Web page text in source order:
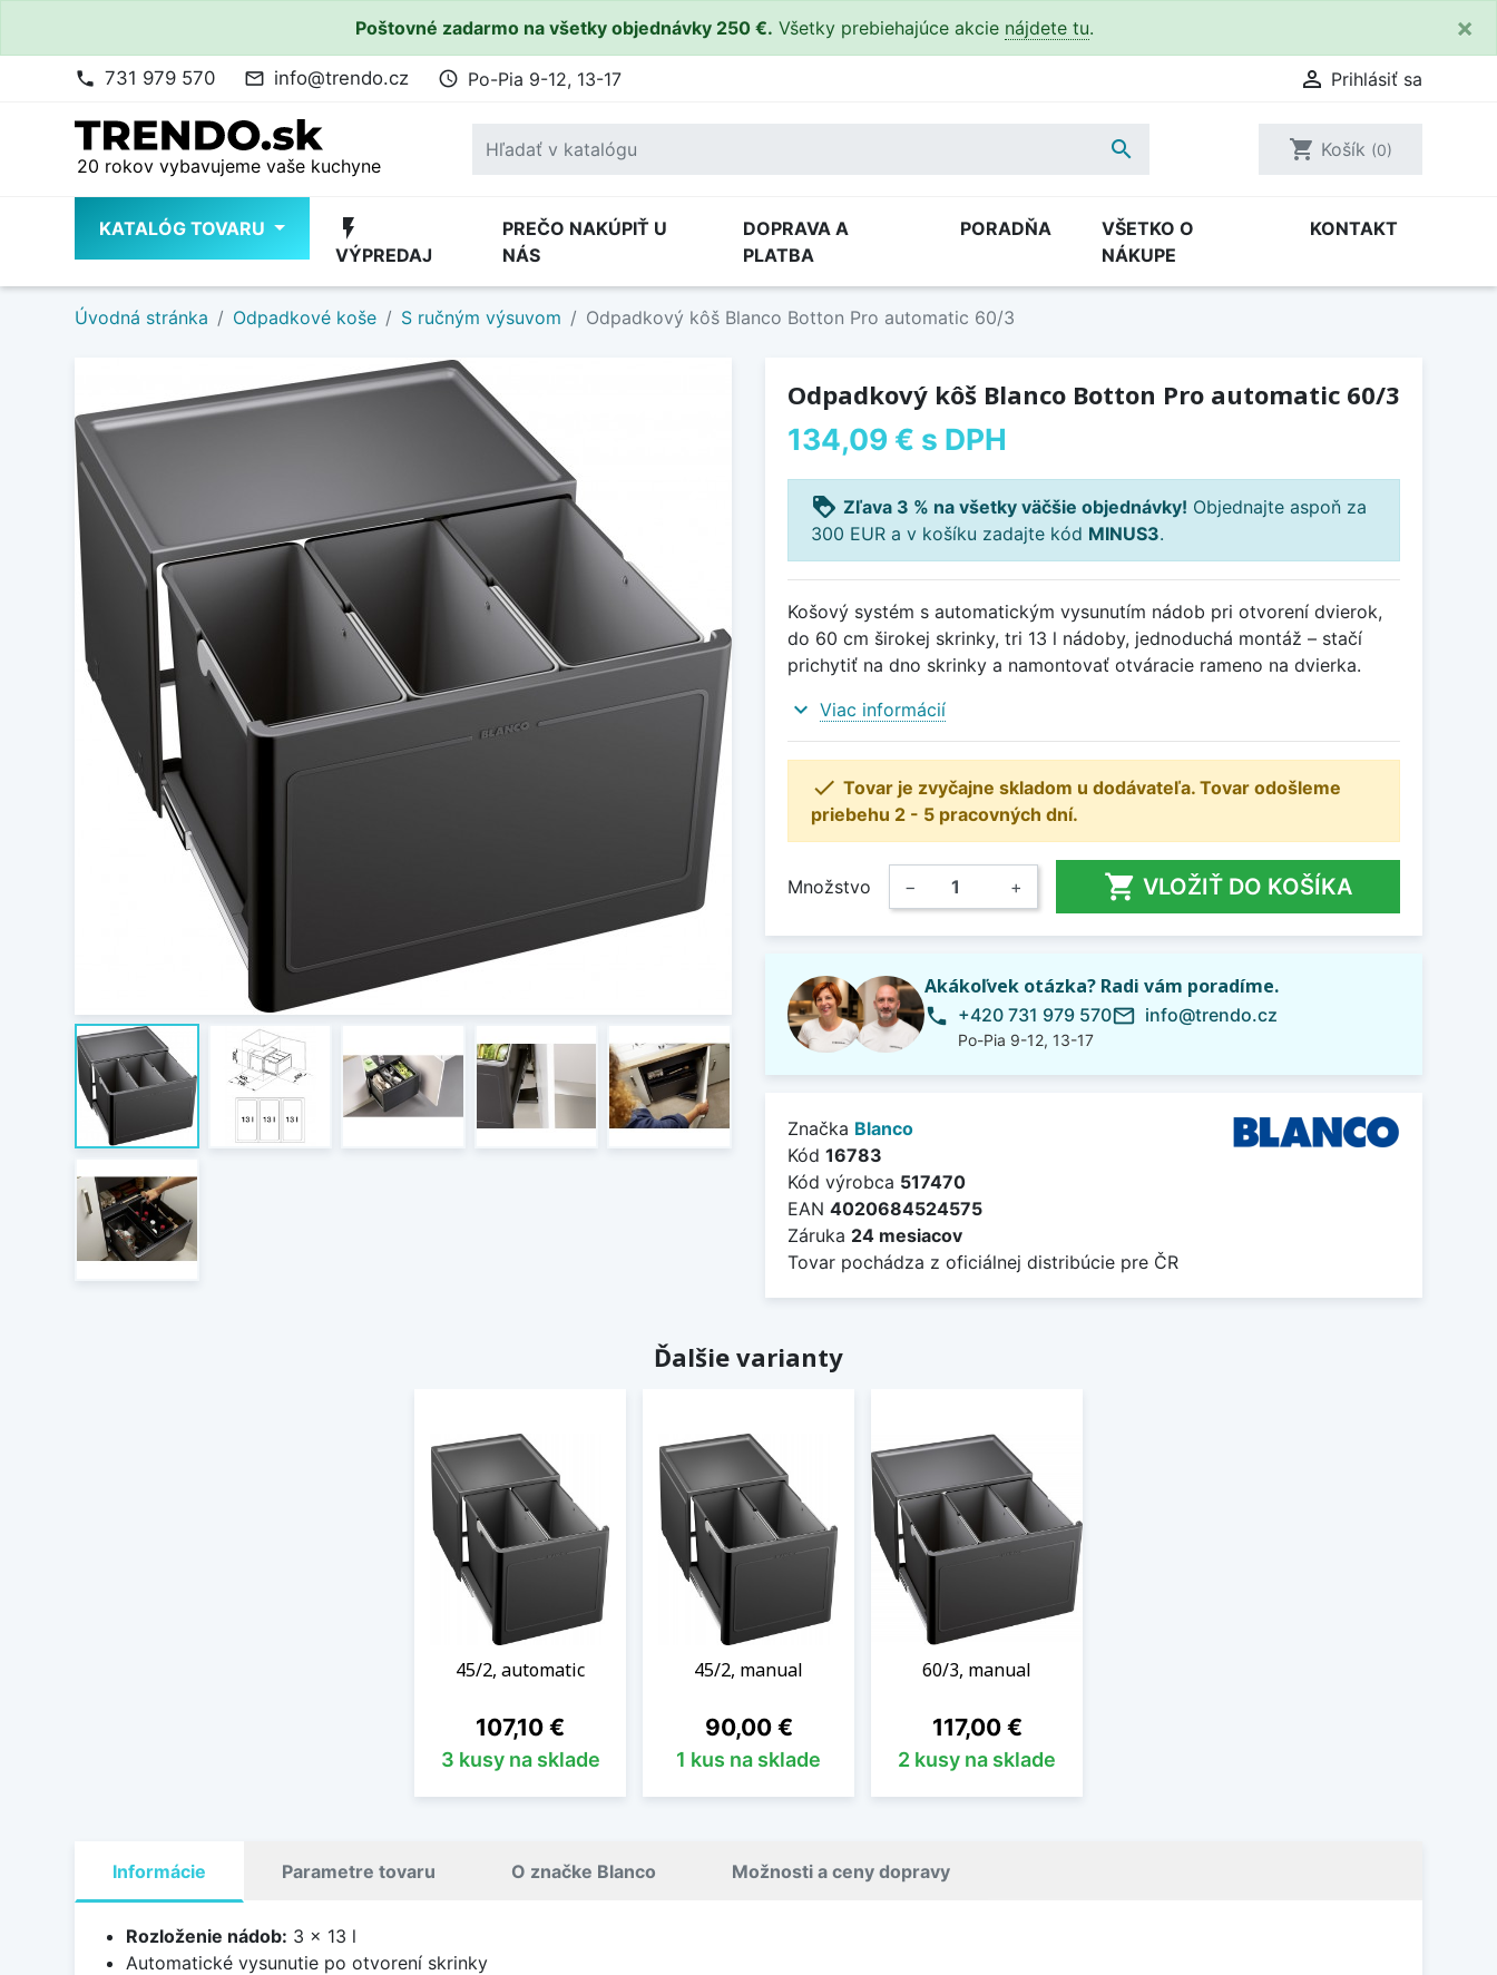
Poštovné zadarmo na všetky objednávky 250 €. Všetky prebiehajúce akcie nájdete tu. ×
phone 731 979 570 mail_outline info@trendo.cz access_time Po-Pia 9-12, 13-17  Prihlásiť sa
20 rokov vybavujeme vaše kuchyne
 shopping_cart Košík (0)
KATALÓG TOVARU flash_on
VÝPREDAJ
PREČO NAKÚPIŤ U
NÁS
DOPRAVA A
PLATBA
PORADŇA
VŠETKO O
NÁKUPE
KONTAKT
Úvodná stránka Odpadkové koše S ručným výsuvom Odpadkový kôš Blanco Botton Pro automatic 60/3
Odpadkový kôš Blanco Botton Pro automatic 60/3
134,09 € s DPH
loyalty Zľava 3 % na všetky väčšie objednávky! Objednajte aspoň za
300 EUR a v košíku zadajte kód MINUS3.
Košový systém s automatickým vysunutím nádob pri otvorení dvierok,
do 60 cm širokej skrinky, tri 13 l nádoby, jednoduchá montáž – stačí
prichytiť na dno skrinky a namontovať otváracie rameno na dvierka.
expand_more Viac informácií
 Tovar je zvyčajne skladom u dodávateľa. Tovar odošleme
priebehu 2 - 5 pracovných dní.
Množstvo − +  VLOŽIŤ DO KOŠÍKA
Akákoľvek otázka? Radi vám poradíme.
phone +420 731 979 570
Po-Pia 9-12, 13-17
mail_outline info@trendo.cz
Značka Blanco
Kód 16783
Kód výrobca 517470
EAN 4020684524575
Záruka 24 mesiacov
Tovar pochádza z oficiálnej distribúcie pre ČR
Ďalšie varianty
45/2, automatic
Cena
107,10 €
3 kusy na sklade
45/2, manual
Cena
90,00 €
1 kus na sklade
60/3, manual
Cena
117,00 €
2 kusy na sklade
Informácie Parametre tovaru O značke Blanco Možnosti a ceny dopravy
Rozloženie nádob: 3 x 13 l
Automatické vysunutie po otvorení skrinky